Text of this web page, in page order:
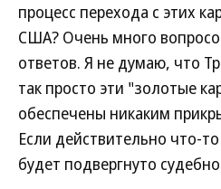
процесс перехода с этих
США? Очень много
ответов. Я не думаю, что
так просто эти "золотые
обеспечены никаким
Если действительно что-
будет подвергнуто